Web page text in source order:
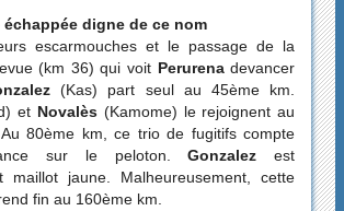
digne de ce nom
escarmouches et le passage de la
(km 36) qui voit Perurenadevancer
(Kas) part seul au 45ème km.
et Novalès(Kamome) le rejoignent au
80ème km, ce trio de fugitifs compte
sur le peloton.Gonzalez est
maillot jaune. Malheureusement, cette
fin au 160ème km.